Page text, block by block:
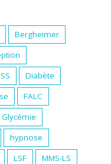
Bergheimer
Diabète
FALC
Glycémie
hypnose
LSF
MMS-LS